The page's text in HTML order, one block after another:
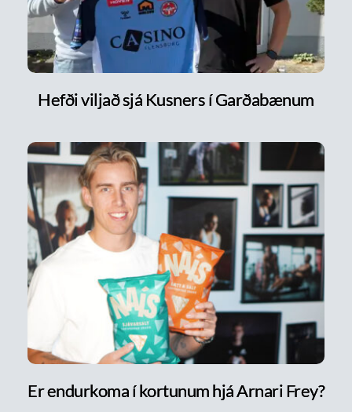
Hefði viljað sjá Kusners í Garðabænum
Er endurkoma í kortunum hjá Arnari Frey?